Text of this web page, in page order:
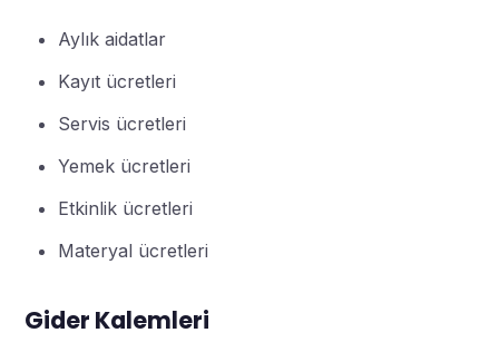
Aylık aidatlar
Kayıt ücretleri
Servis ücretleri
Yemek ücretleri
Etkinlik ücretleri
Materyal ücretleri
Gider Kalemleri